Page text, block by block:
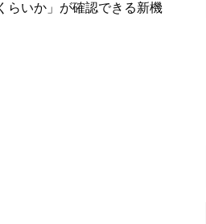
らいか」が確認できる新機